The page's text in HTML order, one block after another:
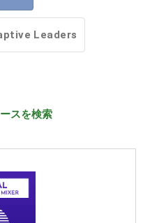
Leaders
スを検索